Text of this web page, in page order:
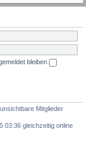
bleiben
Mitglieder
03:36 gleichzeitig online